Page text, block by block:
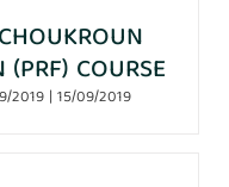
COURSE
2019 | 15/09/2019